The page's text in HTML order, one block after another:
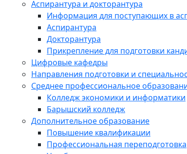
Аспирантура и докторантура
Информация для поступающих в
Аспирантура
Докторантура
Прикрепление для подготовки
Цифровые кафедры
Направления подготовки и
Среднее профессиональное
Колледж экономики и информатики
Барышский колледж
Дополнительное образование
Повышение квалификации
Профессиональная переподготовка